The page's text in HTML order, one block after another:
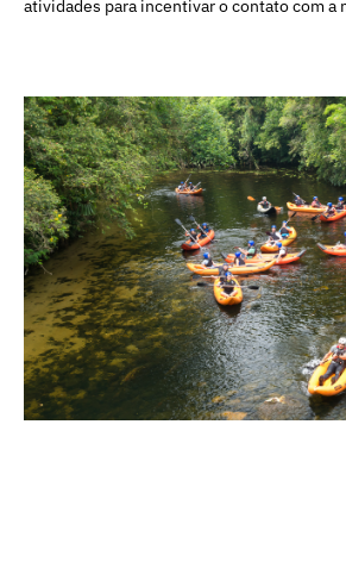
atividades para incentivar o contato com a